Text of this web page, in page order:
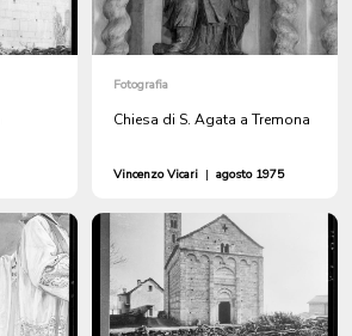
Fotografia
Chiesa di S. Agata a Tremona
Vincenzo Vicari | agosto 1975